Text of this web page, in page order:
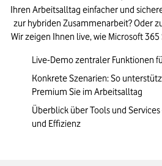
Ihren Arbeitsalltag einfacher und
zur hybriden Zusammenarbeit? Oder
Wir zeigen Ihnen live, wie Microsoft
Live-Demo zentraler Funktionen
Konkrete Szenarien: So
Premium Sie im Arbeitsalltag
Überblick über Tools und
und Effizienz